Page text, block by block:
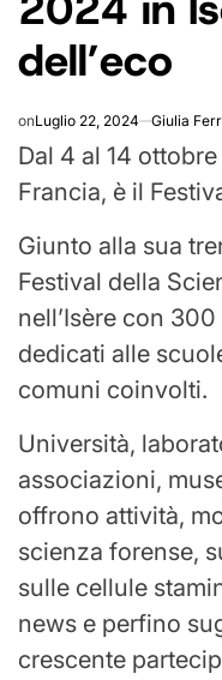
dell’eco
onLuglio 22, 2024 Giulia
Dal 4 al 14
Francia, è il
Giunto alla sua
Festival della
nell’Isère con
dedicati alle
comuni coinvolti.
Università,
associazioni,
offrono attività,
scienza forense,
sulle cellule
news e perfino
crescente